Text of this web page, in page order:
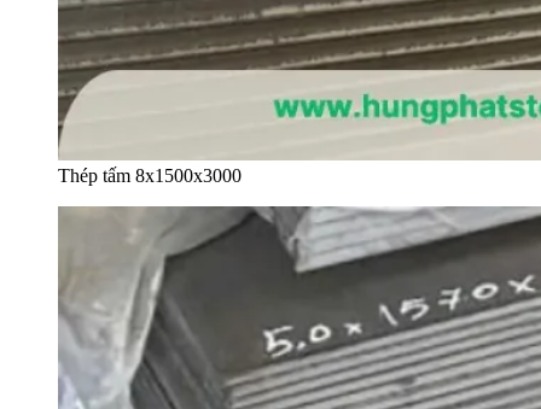
Thép tấm 8x1500x3000